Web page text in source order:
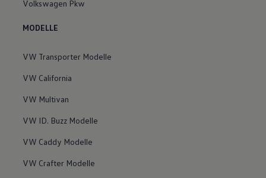
Volkswagen Pkw
MODELLE
VW Transporter Modelle
VW California
VW Multivan
VW ID. Buzz Modelle
VW Caddy Modelle
VW Crafter Modelle